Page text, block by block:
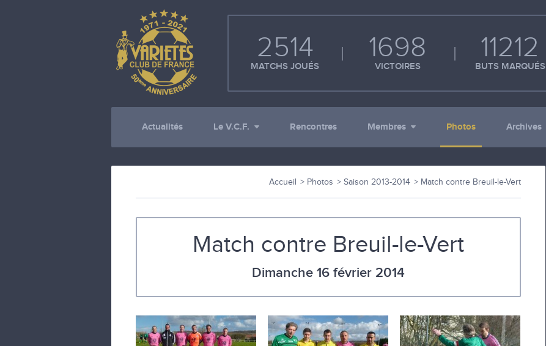
2514
MATCHS JOUÉS
1698
VICTOIRES
11212
BUTS MARQUÉS
Actualités Le V.C.F. Rencontres Membres Photos Archives
Accueil Photos Saison 2013-2014 Match contre Breuil-le-Vert
Match contre Breuil-le-Vert
Dimanche 16 février 2014